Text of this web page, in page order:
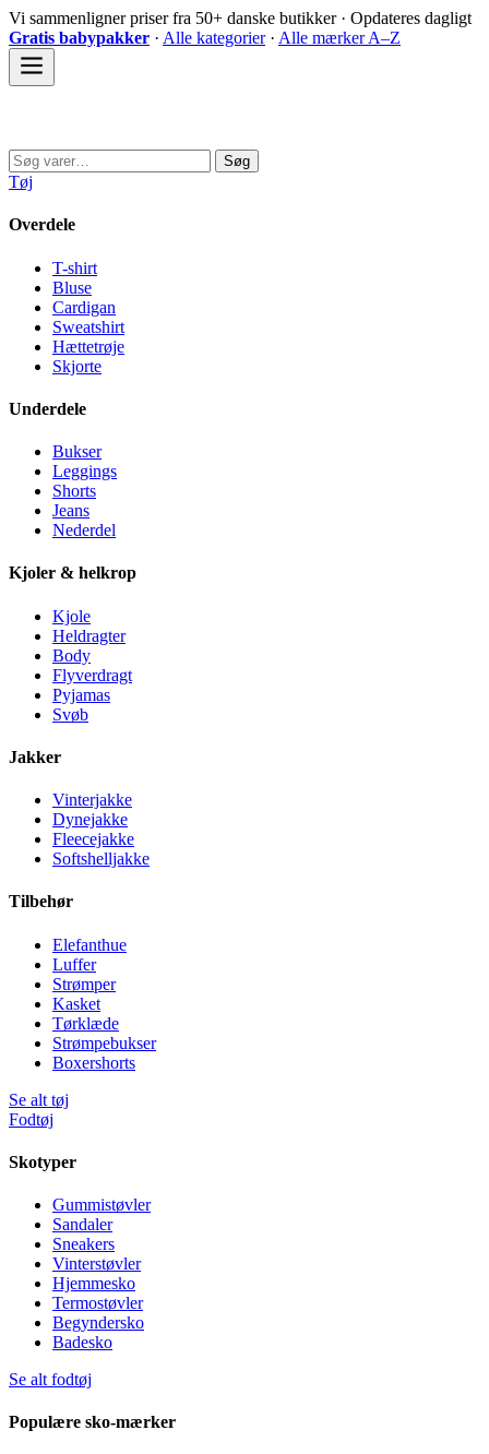
Spring
til
indhold
Vi sammenligner priser fra 50+ danske butikker · Opdateres dagligt
Gratis babypakker · Alle kategorier· Alle mærker A–Z
Søg
efter:
Søg
Tøj
Overdele
T-shirt
Bluse
Cardigan
Sweatshirt
Hættetrøje
Skjorte
Underdele
Bukser
Leggings
Shorts
Jeans
Nederdel
Kjoler & helkrop
Kjole
Heldragter
Body
Flyverdragt
Pyjamas
Svøb
Jakker
Vinterjakke
Dynejakke
Fleecejakke
Softshelljakke
Tilbehør
Elefanthue
Luffer
Strømper
Kasket
Tørklæde
Strømpebukser
Boxershorts
Se alt tøj
Fodtøj
Skotyper
Gummistøvler
Sandaler
Sneakers
Vinterstøvler
Hjemmesko
Termostøvler
Begyndersko
Badesko
Se alt fodtøj
Populære sko-mærker